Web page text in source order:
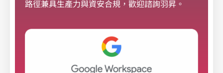
路徑兼具生產力與資安合規，歡迎諮詢羽昇。